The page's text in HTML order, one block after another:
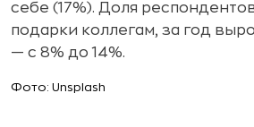
себе (17%). Доля
подарки коллегам, за год
— с 8% до 14%.
Фото: Unsplash